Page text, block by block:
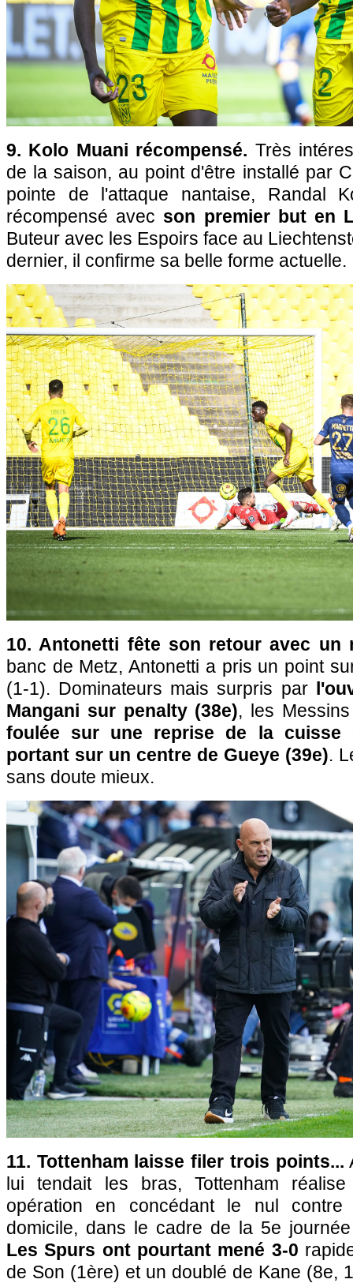
9. Kolo Muani récompensé. Très
de la saison, au point d'être installé par
pointe de l'attaque nantaise, Randal
récompensé avec son premier but en
Buteur avec les Espoirs face au
dernier, il confirme sa belle forme actuelle.
10. Antonetti fête son retour avec un
banc de Metz, Antonetti a pris un point
(1-1). Dominateurs mais surpris par
Mangani sur penalty (38e), les
foulée sur une reprise de la cuisse
portant sur un centre de Gueye (39e).
sans doute mieux.
11. Tottenham laisse filer trois points...
lui tendait les bras, Tottenham
opération en concédant le nul
domicile, dans le cadre de la 5e
Les Spurs ont pourtant mené 3-0
de Son (1ère) et un doublé de Kane (8e,